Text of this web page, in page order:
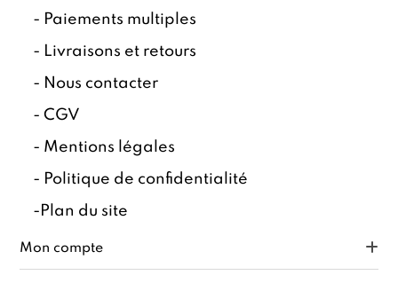
- Paiements multiples
- Livraisons et retours
- Nous contacter
-CGV
- Mentions légales
- Politique de confidentialité
- Plan du site
Mon compte